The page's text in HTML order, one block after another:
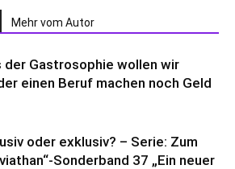
Mehr vom Autor
der Gastrosophie wollen wir
einen Beruf machen noch Geld
oder exklusiv? – Serie: Zum
Sonderband 37 „Ein neuer